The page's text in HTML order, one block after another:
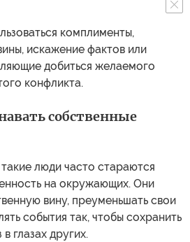
комплименты,
искажение фактов или
добиться желаемого
конфликта.
собственные
люди часто стараются
на окружающих. Они
вину, преуменьшать свои
события так, чтобы сохранить
глазах других.